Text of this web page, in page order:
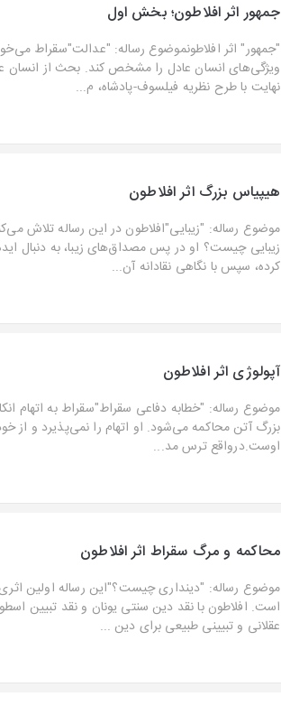
جمهور اثر افلاطون؛ بخش اول
"جمهور" اثر افلاطونموضوع رساله: "عدالت"سقراط
ویژگی‌های انسان عادل را مشخص کند. بحث از انسان
نهایت با طرح نظریه فیلسوف-پادشاه، م...
هیپیاس بزرگ اثر افلاطون
موضوع رساله: "زیبایی"افلاطون در این رساله تلاش
زیبایی چیست؟ او در پس مصداق‌های زیبا، به دنبال
کرده، سپس با نگاهی نقادانه آن‌...
آپولوژی اثر افلاطون
موضوع رساله: "خطابه دفاعی سقراط"سقراط به اتهام
بزرگ آتن محاکمه می‌شود. او اتهام را نمی‌پذیرد و از
اوست.درواقع ترس مد...
محاکمه و مرگ سقراط اثر افلاطون
موضوع رساله: "دینداری چیست؟"این رساله اولین
است. افلاطون با نقد دین سنتی یونان و نقد تبیین
عقلانی و تبیینی طبیعی برای دین ...